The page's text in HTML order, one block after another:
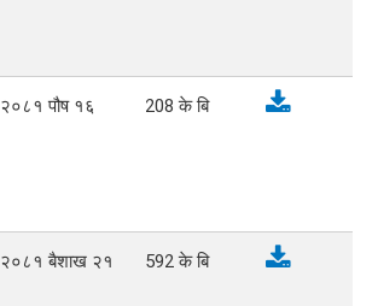
२०८१ पौष १६ 208के बि
२०८१ बैशाख २१ 592के बि